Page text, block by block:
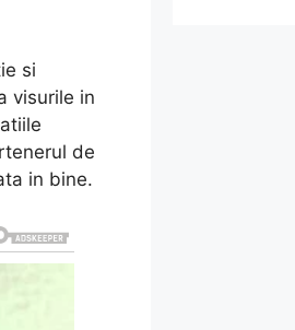
si
visurile in
de
in bine.